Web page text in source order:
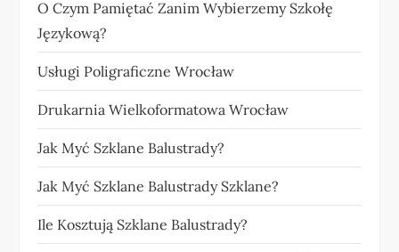
O Czym Pamiętać Zanim Wybierzemy Szkołę
Językową?
Usługi Poligraficzne Wrocław
Drukarnia Wielkoformatowa Wrocław
Jak Myć Szklane Balustrady?
Jak Myć Szklane Balustrady Szklane?
Ile Kosztują Szklane Balustrady?